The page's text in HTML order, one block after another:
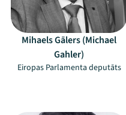
Mihaels Gālers (Michael
Gahler)
Eiropas Parlamenta deputāts